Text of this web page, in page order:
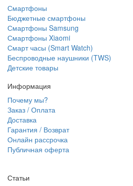
Смартфоны
Бюджетные смартфоны
Смартфоны Samsung
Смартфоны Xiaomi
Смарт часы (Smart Watch)
Беспроводные наушники (TWS)
Детские товары
Информация
Почему мы?
Заказ / Оплата
Доставка
Гарантия / Возврат
Онлайн рассрочка
Публичная оферта
Статьи